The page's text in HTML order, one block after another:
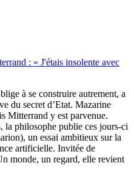
: « J'étais insolente avec
à se construire autrement, a
du secret d’Etat. Mazarine
Mitterrand y est parvenue.
la philosophe publie ces jours-ci
un essai ambitieux sur la
artificielle. Invitée de
monde, un regard, elle revient